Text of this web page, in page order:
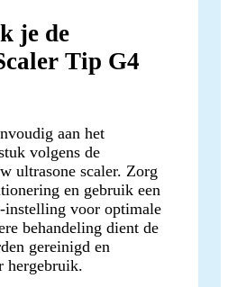
je de
Tip G4
aan het
volgens de
ultrasone scaler. Zorg
en gebruik een
instelling voor optimale
behandeling dient de
gereinigd en
hergebruik.